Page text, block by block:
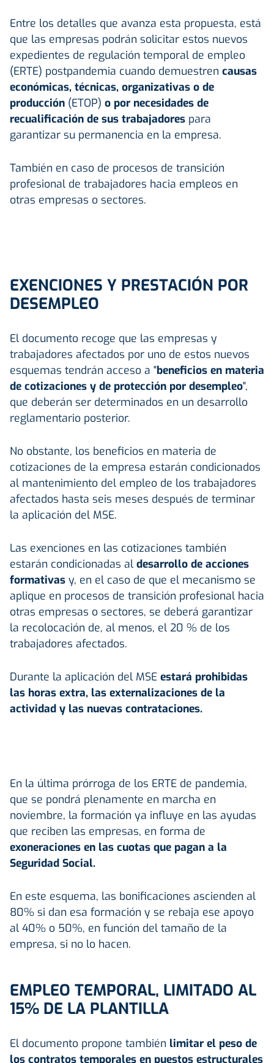
Entre los detalles que avanza esta propuesta, está
que las empresas podrán solicitar estos nuevos
expedientes de regulación temporal de empleo
(ERTE) postpandemia cuando demuestren causas
económicas, técnicas, organizativas o de
producción (ETOP) o por necesidades de
recualificación de sus trabajadores para
garantizar su permanencia en la empresa.
También en caso de procesos de transición
profesional de trabajadores hacia empleos en
otras empresas o sectores.
EXENCIONES Y PRESTACIÓN POR
DESEMPLEO
El documento recoge que las empresas y
trabajadores afectados por uno de estos nuevos
esquemas tendrán acceso a "beneficios en materia
de cotizaciones y de protección por desempleo",
que deberán ser determinados en un desarrollo
reglamentario posterior.
No obstante, los beneficios en materia de
cotizaciones de la empresa estarán condicionados
al mantenimiento del empleo de los trabajadores
afectados hasta seis meses después de terminar
la aplicación del MSE.
Las exenciones en las cotizaciones también
estarán condicionadas al desarrollo de acciones
formativas y, en el caso de que el mecanismo se
aplique en procesos de transición profesional hacia
otras empresas o sectores, se deberá garantizar
la recolocación de, al menos, el 20 % de los
trabajadores afectados.
Durante la aplicación del MSE estará prohibidas
las horas extra, las externalizaciones de la
actividad y las nuevas contrataciones.
En la última prórroga de los ERTE de pandemia,
que se pondrá plenamente en marcha en
noviembre, la formación ya influye en las ayudas
que reciben las empresas, en forma de
exoneraciones en las cuotas que pagan a la
Seguridad Social.
En este esquema, las bonificaciones ascienden al
80% si dan esa formación y se rebaja ese apoyo
al 40% o 50%, en función del tamaño de la
empresa, si no lo hacen.
EMPLEO TEMPORAL, LIMITADO AL
15% DE LA PLANTILLA
El documento propone también limitar el peso de
los contratos temporales en puestos estructurales